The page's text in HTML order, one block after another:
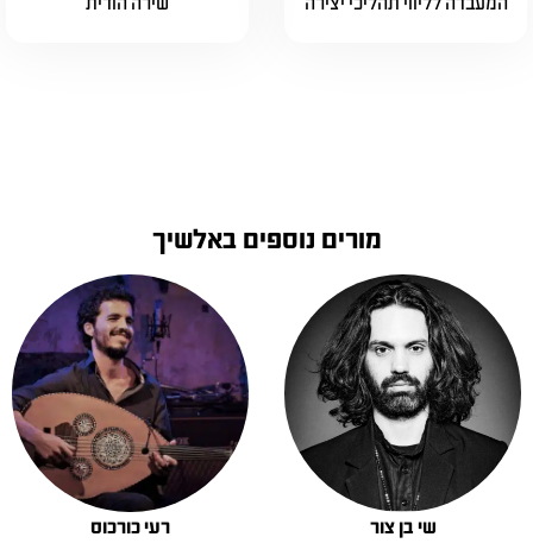
מורים נוספים באלשיך
שי בן צור רעי כורכוס